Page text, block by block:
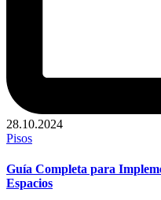
28.10.2024
Publicado
Pisos
Guía Completa para
Espacios